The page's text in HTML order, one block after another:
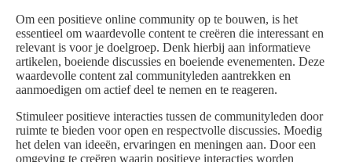
Om een positieve online community op te bouwen, is het
essentieel om waardevolle content te creëren die interessant en
relevant is voor je doelgroep. Denk hierbij aan informatieve
artikelen, boeiende discussies en boeiende evenementen. Deze
waardevolle content zal communityleden aantrekken en
aanmoedigen om actief deel te nemen en te reageren.
Stimuleer positieve interacties tussen de communityleden door
ruimte te bieden voor open en respectvolle discussies. Moedig
het delen van ideeën, ervaringen en meningen aan. Door een
omgeving te creëren waarin positieve interacties worden